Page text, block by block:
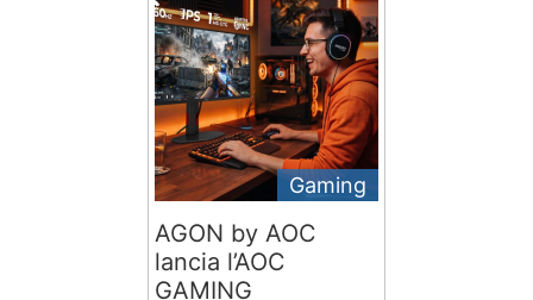
Gaming
AGON by AOC
lancia l’AOC
GAMING